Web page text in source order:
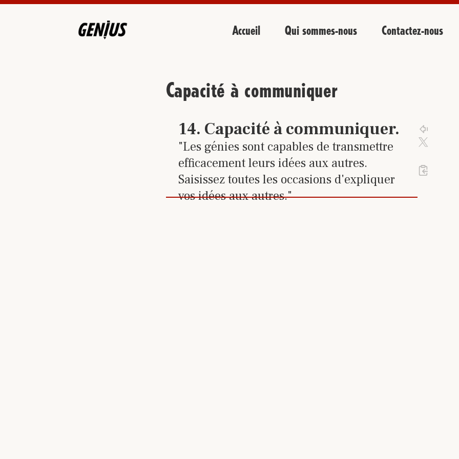
Accueil Qui sommes-nous Contactez-nous
Capacité à communiquer
Cliquez sur le lien pour accéder à la
14. Capacité à communiquer.
"Les génies sont capables de transmettre
efficacement leurs idées aux autres.
Saisissez toutes les occasions d'expliquer
vos idées aux autres."
%23